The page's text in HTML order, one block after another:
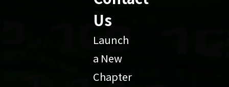
Us
Launch
a New
Chapter